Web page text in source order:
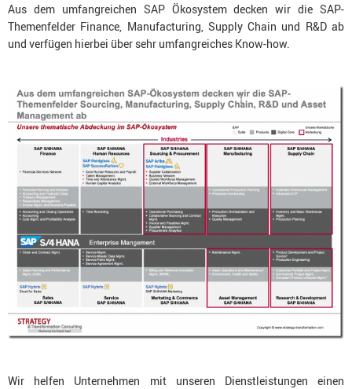
Aus dem umfangreichen SAP Ökosystem decken wir die SAP-
Themenfelder Finance, Manufacturing, Supply Chain und R&D ab
und verfügen hierbei über sehr umfangreiches Know-how.
Wir helfen Unternehmen mit unseren Dienstleistungen einen